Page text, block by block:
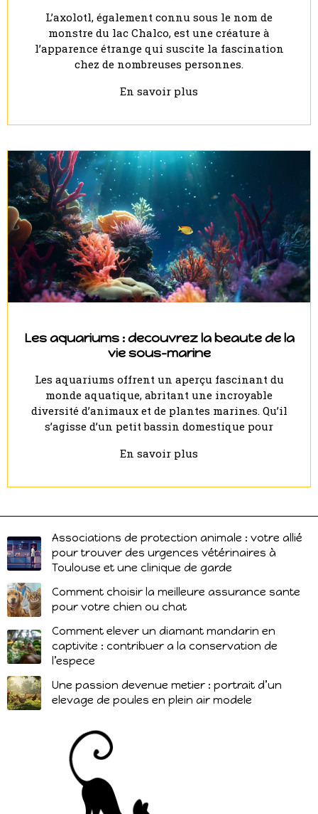
L’axolotl, également connu sous le nom de
monstre du lac Chalco, est une créature à
l’apparence étrange qui suscite la fascination
chez de nombreuses personnes.
En savoir plus
Les aquariums : decouvrez la beaute de la
vie sous-marine
Les aquariums offrent un aperçu fascinant du
monde aquatique, abritant une incroyable
diversité d’animaux et de plantes marines. Qu’il
s’agisse d’un petit bassin domestique pour
En savoir plus
Associations de protection animale : votre allié
pour trouver des urgences vétérinaires à
Toulouse et une clinique de garde
Comment choisir la meilleure assurance sante
pour votre chien ou chat
Comment elever un diamant mandarin en
captivite : contribuer a la conservation de
l’espece
Une passion devenue metier : portrait d’un
elevage de poules en plein air modele